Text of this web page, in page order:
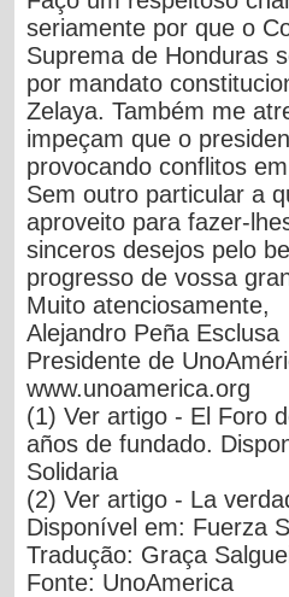
seriamente por que o
Suprema de Honduras
por mandato
Zelaya. Também me
impeçam que o
provocando conflitos
Sem outro particular a
aproveito para fazer-
sinceros desejos pelo
progresso de vossa
Muito atenciosamente,
Alejandro Peña Esclusa
Presidente de
www.unoamerica.org
(1)Ver artigo - El Foro
años de fundado.
Solidaria
(2)Ver artigo - La
Disponível em: Fuerza
Tradução: Graça
Fonte: UnoAmerica